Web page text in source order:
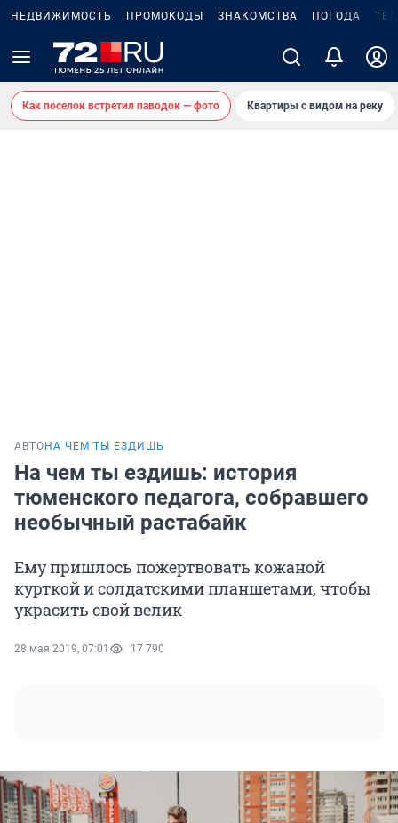
НЕДВИЖИМОСТЬ ПРОМОКОДЫ ЗНАКОМСТВА ПОГОДА
Как поселок встретил паводок — фото Квартиры с видом на реку
АВТО НА ЧЕМ ТЫ ЕЗДИШЬ
На чем ты ездишь: история
тюменского педагога, собравшего
необычный растабайк
Ему пришлось пожертвовать кожаной
курткой и солдатскими планшетами, чтобы
украсить свой велик
28 мая 2019, 07:01 17 790